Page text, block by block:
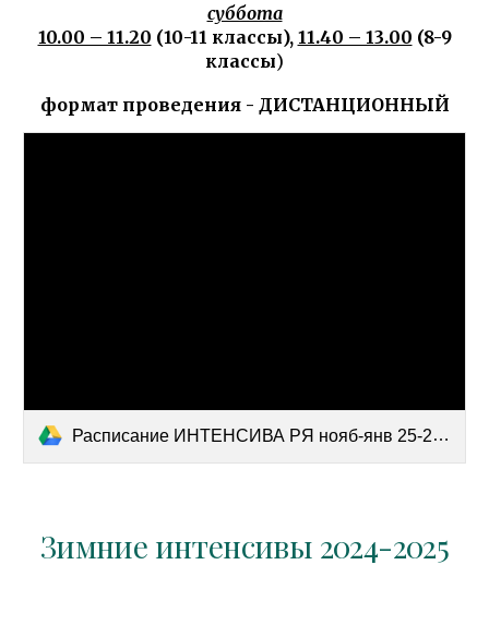
суббота
10.00 – 11.20 (10-11 классы), 11.40 – 13.00 (8-9
классы)
формат проведения - ДИСТАНЦИОННЫЙ
Расписание ИНТЕНСИВА РЯ нояб-янв 25-26 (1).docx
Зимние интенсивы 2024-2025